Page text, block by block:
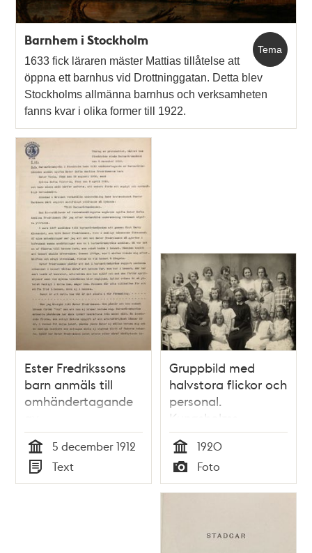
Tema
Barnhem i Stockholm
1633 fick läraren mäster Mattias tillåtelse att
öppna ett barnhus vid Drottninggatan. Detta blev
Stockholms allmänna barnhus och verksamheten
fanns kvar i olika former till 1922.
Ester Fredrikssons
barn anmäls till
omhändertagande
Barnavårdsnämnden
- 1912
Tid
5 december 1912
Typ
Text
Gruppbild med
halvstora flickor och
personal.
Kungsholms
barnhem 1920.
Tid
1920
Typ
Foto